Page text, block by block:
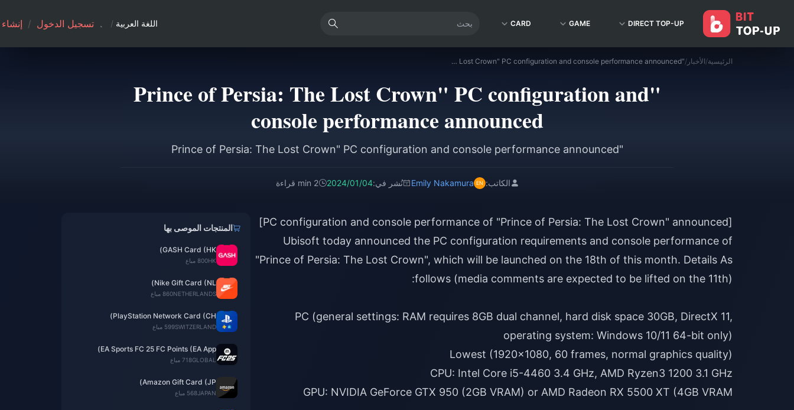
DIRECT TOP-UP
GAME
CARD اللغة العربية / تسجيل الدخول /
الرئيسية/الأخبار /
"Prince of Persia: The Lost Crown" PC configuration and console performance announced
"Prince of Persia: The Lost Crown" PC configuration and
console performance announced
"Prince of Persia: The Lost Crown" PC configuration and console performance announced
الكاتب: Emily Nakamura نُشر في:2024/01/04 2 min قراءة
[PC configuration and console performance of "Prince of Persia: The Lost Crown" announced]
Ubisoft today announced the PC configuration requirements and console performance of
"Prince of Persia: The Lost Crown", which will be launched on the 18th of this month. Details As
PC (general settings: RAM requires 8GB dual channel, hard disk space 30GB, DirectX 11,
المنتجات الموصى بها
GASH Card (HK)
HK800 مباع
Nike Gift Card (NL)
NETHERLANDS860 مباع
PlayStation Network Card (CH)
SWITZERLAND599 مباع
EA Sports FC 25 FC Points (EA App)
GLOBAL718 مباع
Amazon Gift Card (JP)
JAPAN568 مباع